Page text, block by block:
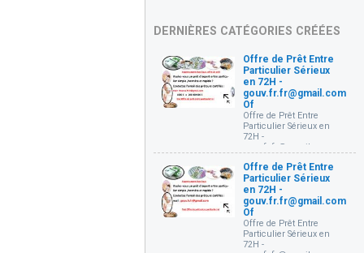
DERNIÈRES CATÉGORIES CRÉÉES
Offre de Prêt Entre
Particulier Sérieux
en 72H -
gouv.fr.fr@gmail.com
Of
Offre de Prêt Entre
Particulier Sérieux en
72H -
gouv.fr.fr@gmail.com
particuliers Très
sérieux et rapide en 72
Heures (
gouv.fr.fr@gmail.com )
Bonjour, je mets à votre
disposition un prêt à
partir de 1000€ à 10 000
000 € à des conditions
Offre de Prêt Entre
Particulier Sérieux
en 72H -
gouv.fr.fr@gmail.com
Of
Offre de Prêt Entre
Particulier Sérieux en
72H -